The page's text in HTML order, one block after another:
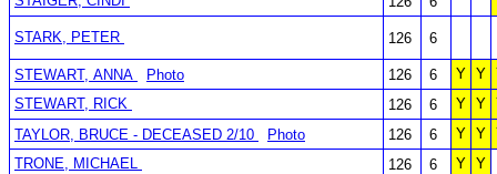
STARK, PETER 126 6
STEWART, ANNA Photo 126 6 Y Y
STEWART, RICK
126 6 Y Y
TAYLOR, BRUCE - DECEASED 2/10
Photo 126 6 Y Y
TRONE, MICHAEL
126 6 Y Y